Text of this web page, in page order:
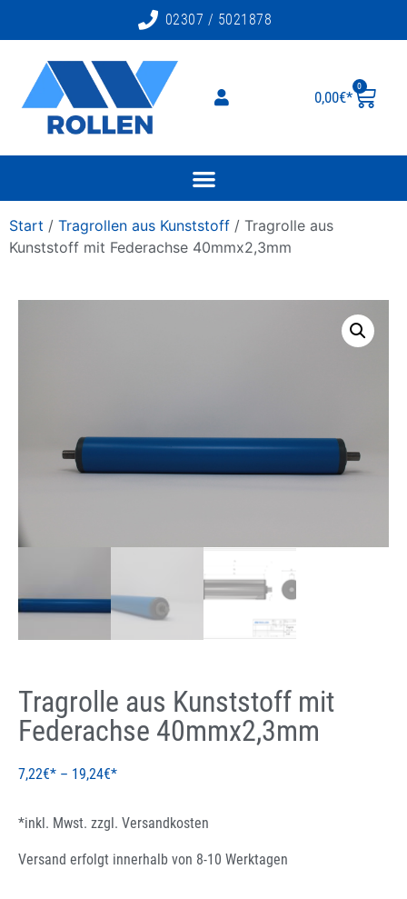
02307 / 5021878
0,00€
0
Start / Tragrollen aus Kunststoff / Tragrolle aus
Kunststoff mit Federachse 40mmx2,3mm
Tragrolle aus Kunststoff mit
Federachse 40mmx2,3mm
7,22€ – 19,24€
*inkl. Mwst. zzgl. Versandkosten
Versand erfolgt innerhalb von 8-10 Werktagen